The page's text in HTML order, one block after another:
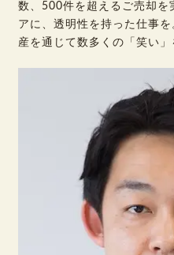
数、500件を超えるご売却を
アに、透明性を持った仕事
産を通じて数多くの「笑い」